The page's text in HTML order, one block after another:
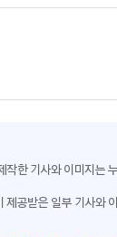
작한 기사와 이미지는
공받은 일부 기사와